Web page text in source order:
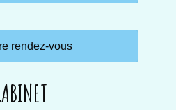
rendez-vous